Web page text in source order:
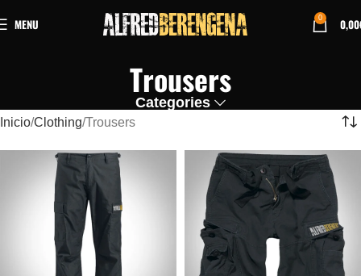
MENU 0 0,00
Trousers
Categories
Inicio Clothing Trousers